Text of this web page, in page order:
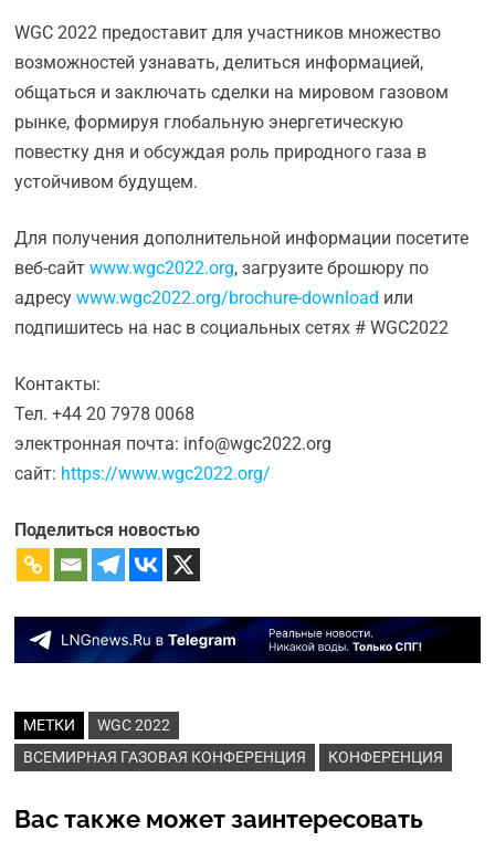
WGC 2022 предоставит для участников множество
возможностей узнавать, делиться информацией,
общаться и заключать сделки на мировом газовом
рынке, формируя глобальную энергетическую
повестку дня и обсуждая роль природного газа в
устойчивом будущем.
Для получения дополнительной информации посетите
веб-сайтwww.wgc2022.org, загрузите брошюру по
адресуwww.wgc2022.org/brochure-download или
подпишитесь на нас в социальных сетях # WGC2022
Контакты:
Тел. +44 20 7978 0068
электронная почта: info@wgc2022.org
сайт: https://www.wgc2022.org/
Поделиться новостью
МЕТКИ
WGC 2022
ВСЕМИРНАЯ ГАЗОВАЯ КОНФЕРЕНЦИЯ
КОНФЕРЕНЦИЯ
Вас также может заинтересовать